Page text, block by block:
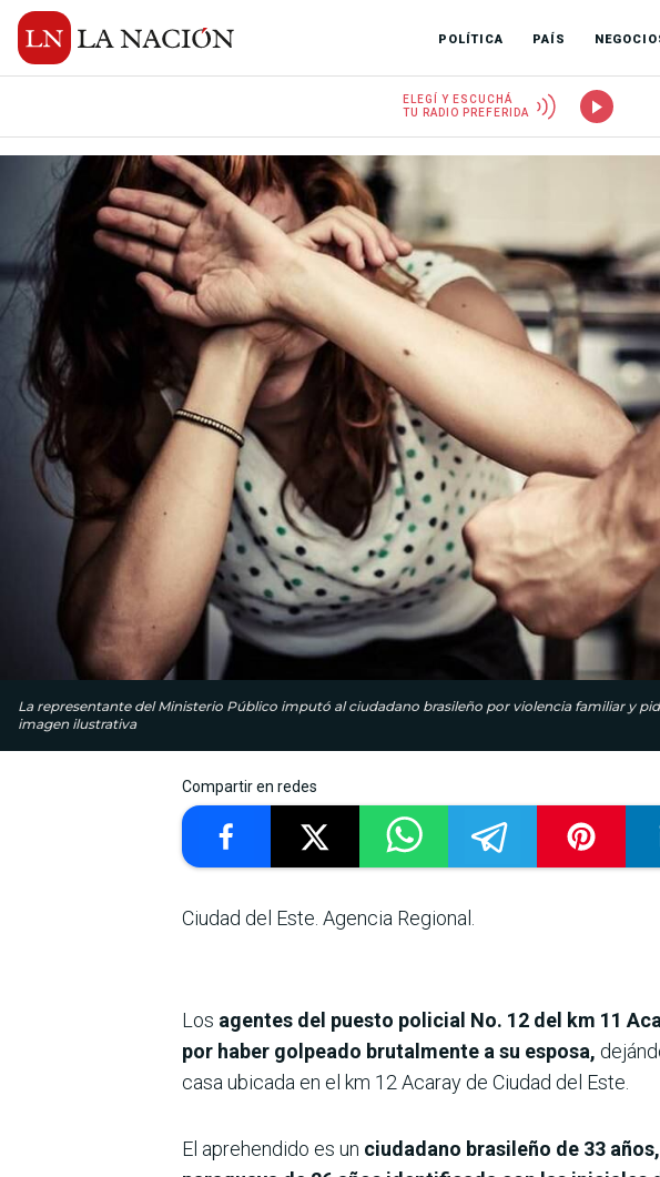
POLÍTICA PAÍS
ELEGÍ Y ESCUCHÁ
TU RADIO PREFERIDA
La representante del Ministerio Público imputó al ciudadano brasileño por violencia familiar y
imagen ilustrativa
Compartir en redes
Ciudad del Este. Agencia Regional.
Los agentes del puesto policial No. 12 del km 11
por haber golpeado brutalmente a su esposa,
casa ubicada en el km 12 Acaray de Ciudad del Este.
El aprehendido es un ciudadano brasileño de 33